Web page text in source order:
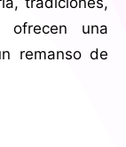
ofrecen una
remanso de